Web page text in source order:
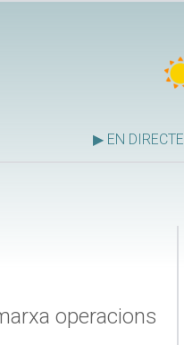
▶ EN DIRECTE
operacions